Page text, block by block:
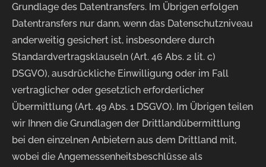
Grundlage des Datentransfers. Im Übrigen erfolgen
Datentransfers nur dann, wenn das Datenschutzniveau
anderweitig gesichert ist, insbesondere durch
Standardvertragsklauseln (Art. 46 Abs. 2 lit. c)
DSGVO), ausdrückliche Einwilligung oder im Fall
vertraglicher oder gesetzlich erforderlicher
Übermittlung (Art. 49 Abs. 1 DSGVO). Im Übrigen teilen
wir Ihnen die Grundlagen der Drittlandübermittlung
bei den einzelnen Anbietern aus dem Drittland mit,
wobei die Angemessenheitsbeschlüsse als